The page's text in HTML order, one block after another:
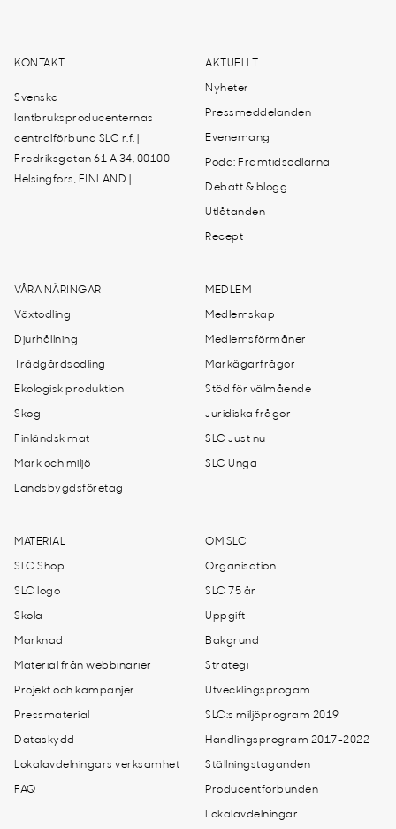
KONTAKT
Svenska
lantbruksproducenternas
centralförbund SLC r.f. |
Fredriksgatan 61 A 34, 00100
Helsingfors, FINLAND |
AKTUELLT
Nyheter
Pressmeddelanden
Evenemang
Podd: Framtidsodlarna
Debatt & blogg
Utlåtanden
Recept
VÅRA NÄRINGAR
Växtodling
Djurhållning
Trädgårdsodling
Ekologisk produktion
Skog
Finländsk mat
Mark och miljö
Landsbygdsföretag
MEDLEM
Medlemskap
Medlemsförmåner
Markägarfrågor
Stöd för välmående
Juridiska frågor
SLC Just nu
SLC Unga
MATERIAL
SLC Shop
SLC logo
Skola
Marknad
Material från webbinarier
Projekt och kampanjer
Pressmaterial
Dataskydd
Lokalavdelningars verksamhet
FAQ
OM SLC
Organisation
SLC 75 år
Uppgift
Bakgrund
Strategi
Utvecklingsprogam
SLC:s miljöprogram 2019
Handlingsprogram 2017-2022
Ställningstaganden
Producentförbunden
Lokalavdelningar